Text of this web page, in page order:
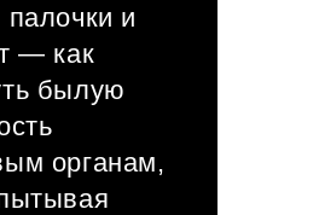
и
— как
былую
органам,